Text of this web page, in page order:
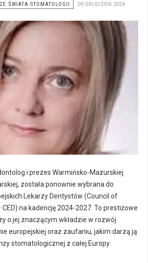
ZE ŚWIATA STOMATOLOGII 09 GRUDZIEŃ 2024
i prezes Warmińsko-Mazurskiej
została ponownie wybrana do
Lekarzy Dentystów (Council of
na kadencję 2024-2027. To prestiżowe
o jej znaczącym wkładzie w rozwój
europejskiej oraz zaufaniu, jakim darzą ją
stomatologicznej z całej Europy.